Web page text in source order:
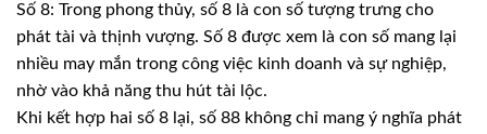
Số 8: Trong phong thủy, số 8 là con số tượng trưng cho
phát tài và thịnh vượng. Số 8 được xem là con số mang lại
nhiều may mắn trong công việc kinh doanh và sự nghiệp,
nhờ vào khả năng thu hút tài lộc.
Khi kết hợp hai số 8 lại, số 88 không chỉ mang ý nghĩa phát